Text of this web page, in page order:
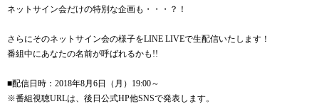
ネットサイン会だけの特別な企画も・・・？！
さらにそのネットサイン会の様子をLINE LIVEで生配信いたします！
番組中にあなたの名前が呼ばれるかも!!
■配信日時：2018年8月6日（月）19:00～
※番組視聴URLは、後日公式HP他SNSで発表します。